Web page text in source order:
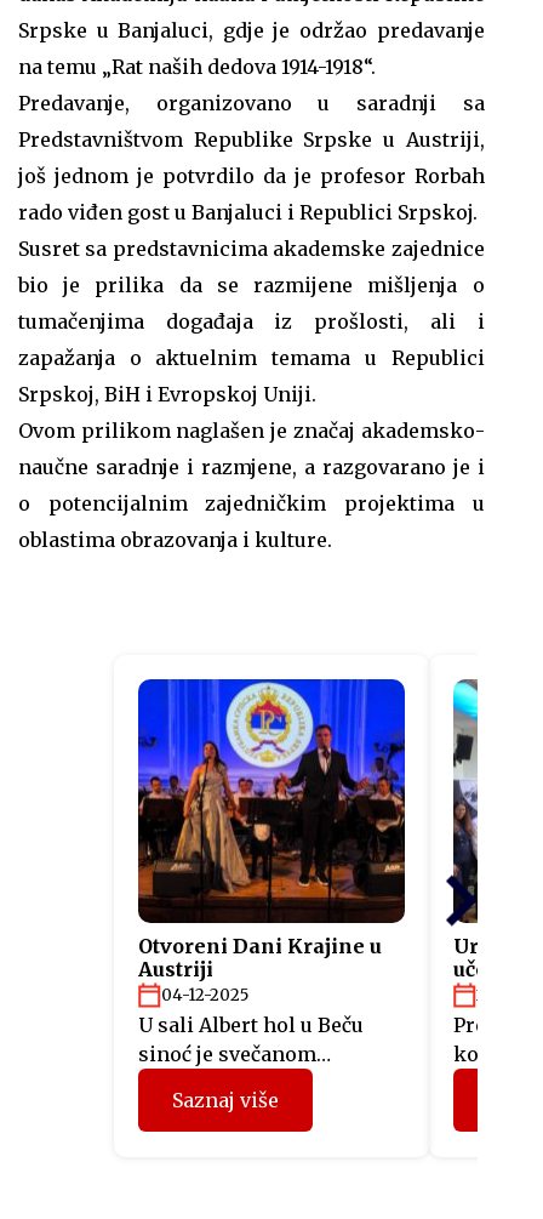
Srpske u Banjaluci, gdje je održao predavanje
na temu „Rat naših dedova 1914-1918“.
Predavanje, organizovano u saradnji sa
Predstavništvom Republike Srpske u Austriji,
još jednom je potvrdilo da je profesor Rorbah
rado viđen gost u Banjaluci i Republici Srpskoj.
Susret sa predstavnicima akademske zajednice
bio je prilika da se razmijene mišljenja o
tumačenjima događaja iz prošlosti, ali i
zapažanja o aktuelnim temama u Republici
Srpskoj, BiH i Evropskoj Uniji.
Ovom prilikom naglašen je značaj akademsko-
naučne saradnje i razmjene, a razgovarano je i
o potencijalnim zajedničkim projektima u
oblastima obrazovanja i kulture.
Otvoreni Dani Krajine u
Austriji
04-12-2025
U sali Albert hol u Beču
sinoć je svečanom
akademijom otvorena
manifestacija Dani Krajine
Saznaj više
26-11-
Srpske,